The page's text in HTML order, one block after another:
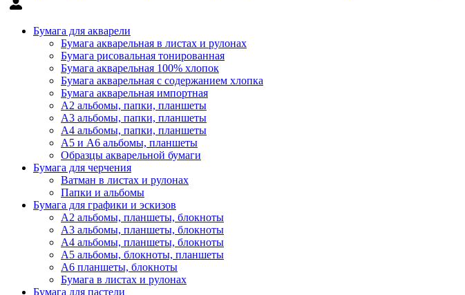
Бумага для акварели
Бумага акварельная в листах и рулонах
Бумага рисовальная тонированная
Бумага акварельная 100% хлопок
Бумага акварельная с содержанием хлопка
Бумага акварельная импортная
А2 альбомы, папки, планшеты
А3 альбомы, папки, планшеты
А4 альбомы, папки, планшеты
А5 и А6 альбомы, планшеты
Образцы акварельной бумаги
Бумага для черчения
Ватман в листах и рулонах
Папки и альбомы
Бумага для графики и эскизов
А2 альбомы, планшеты, блокноты
А3 альбомы, планшеты, блокноты
А4 альбомы, планшеты, блокноты
А5 альбомы, блокноты, планшеты
А6 планшеты, блокноты
Бумага в листах и рулонах
Бумага для пастели